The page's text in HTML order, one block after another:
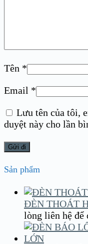
Tên *
Email *
Lưu tên của tôi,
duyệt này cho lần
Sản phẩm
ĐÈN THOÁT
lòng liên hệ để